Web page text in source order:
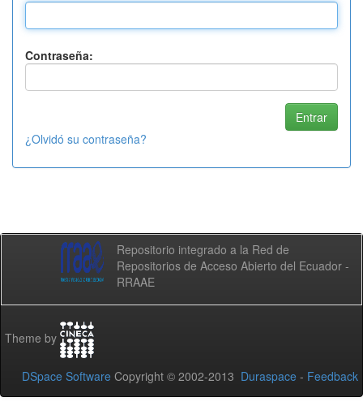
Contraseña:
¿Olvidó su contraseña?
Repositorio integrado a la Red de
Repositorios de Acceso Abierto del Ecuador -
RRAAE
Theme by
DSpace Software Copyright © 2002-2013 Duraspace - Feedback